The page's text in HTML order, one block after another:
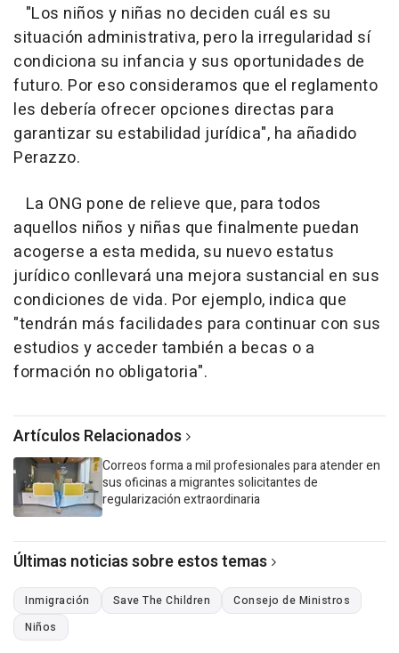
"Los niños y niñas no deciden cuál es su
situación administrativa, pero la irregularidad sí
condiciona su infancia y sus oportunidades de
futuro. Por eso consideramos que el reglamento
les debería ofrecer opciones directas para
garantizar su estabilidad jurídica", ha añadido
Perazzo.
La ONG pone de relieve que, para todos
aquellos niños y niñas que finalmente puedan
acogerse a esta medida, su nuevo estatus
jurídico conllevará una mejora sustancial en sus
condiciones de vida. Por ejemplo, indica que
"tendrán más facilidades para continuar con sus
estudios y acceder también a becas o a
formación no obligatoria".
Artículos Relacionados
Correos forma a mil profesionales para atender en
sus oficinas a migrantes solicitantes de
regularización extraordinaria
Últimas noticias sobre estos temas
Inmigración Save The Children
Consejo de Ministros
Niños